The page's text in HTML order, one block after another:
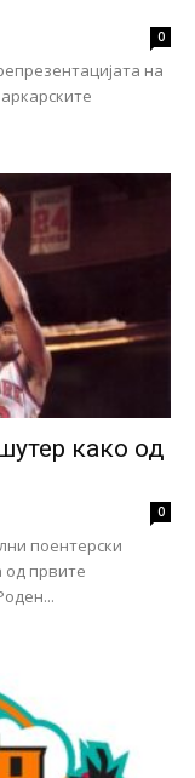
0
на
како од
0
поентерски
од првите